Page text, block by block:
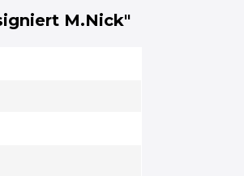
M.Nick"